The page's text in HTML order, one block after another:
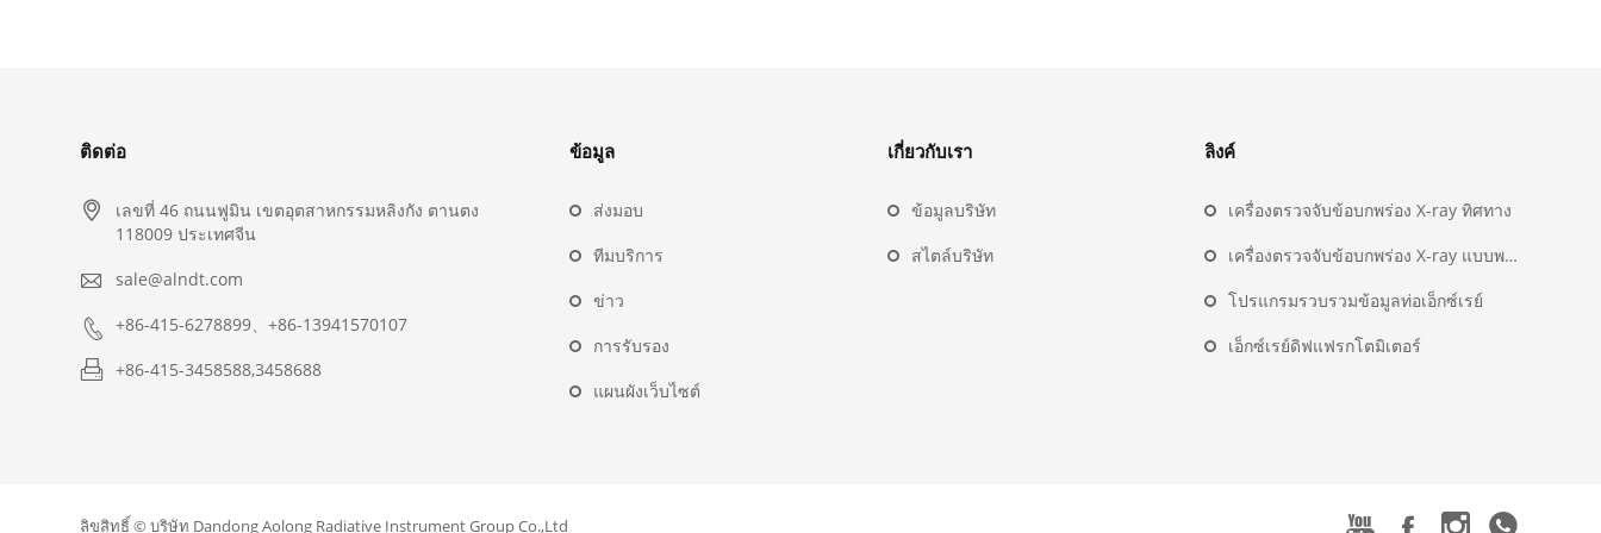
ติดต่อ

เลขที่ 46 ถนนฟูมิน เขตอุตสาหกรรมหลิงกัง ตานตง
118009 ประเทศจีน
 sale@alndt.com
 +86-415-6278899、+86-13941570107
 +86-415-3458588,3458688
ข้อมูล
ส่งมอบ
ทีมบริการ
ข่าว
การรับรอง
แผนผังเว็บไซต์
เกี่ยวกับเรา
ข้อมูลบริษัท
สไตล์บริษัท
ลิงค์
เครื่องตรวจจับข้อบกพร่อง X-ray ทิศทาง
เครื่องตรวจจับข้อบกพร่อง X-ray แบบพาโนรามา
โปรแกรมรวบรวมข้อมูลท่อเอ็กซ์เรย์
เอ็กซ์เรย์ดิฟแฟรกโตมิเตอร์
   
ลิขสิทธิ์ © บริษัท Dandong Aolong Radiative Instrument Group Co.,Ltd